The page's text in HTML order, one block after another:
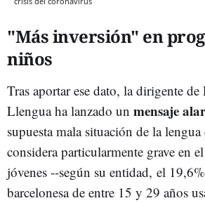
"Más inversión" en
niños
Tras aportar ese dato, la dirigente
Llengua ha lanzado un mensaje
supuesta mala situación de la
considera particularmente grave en
jóvenes --según su entidad, el
barcelonesa de entre 15 y 29 años